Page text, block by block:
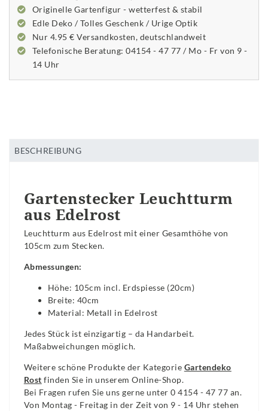
Originelle Gartenfigur - wetterfest & stabil
Edle Deko / Tolles Geschenk / Urige Optik
Nur 4.95 € Versandkosten, deutschlandweit
Telefonische Beratung: 04154 - 47 77 / Mo - Fr von 9 -
14 Uhr
BESCHREIBUNG
Gartenstecker Leuchtturm
aus Edelrost
Leuchtturm aus Edelrost mit einer Gesamthöhe von
105cm zum Stecken.
Abmessungen:
Höhe: 105cm incl. Erdspiesse (20cm)
Breite: 40cm
Material: Metall in Edelrost
Jedes Stück ist einzigartig – da Handarbeit.
Maßabweichungen möglich.
Weitere schöne Produkte der Kategorie Gartendeko
Rost finden Sie in unserem Online-Shop.
Bei Fragen rufen Sie uns gerne unter 0 4154 - 47 77 an.
Von Montag - Freitag in der Zeit von 9 - 14 Uhr stehen